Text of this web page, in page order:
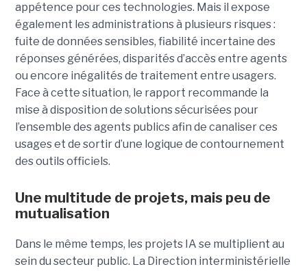
appétence pour ces technologies. Mais il expose
également les administrations à plusieurs risques :
fuite de données sensibles, fiabilité incertaine des
réponses générées, disparités d’accès entre agents
ou encore inégalités de traitement entre usagers.
Face à cette situation, le rapport recommande la
mise à disposition de solutions sécurisées pour
l’ensemble des agents publics afin de canaliser ces
usages et de sortir d’une logique de contournement
des outils officiels.
Une multitude de projets, mais peu de
mutualisation
Dans le même temps, les projets IA se multiplient au
sein du secteur public. La Direction interministérielle